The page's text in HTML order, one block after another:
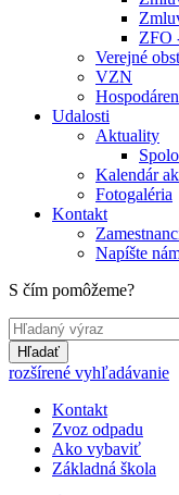
ZFO
Verejné
VZN
Udalosti
Aktuality
Kalendár
Fotogaléria
Kontakt
Napíšte
S čím pomôžeme?
Hľadať
rozšírené vyhľadávanie
Kontakt
Zvoz odpadu
Ako vybaviť
Základná škola